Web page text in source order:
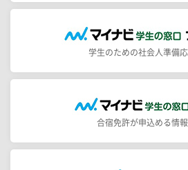
学生のための社会人準備
合宿免許が申込める情